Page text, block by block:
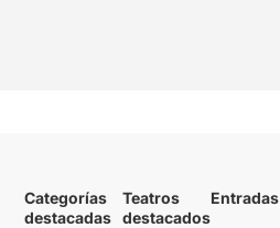
Categorías
destacadas
Teatros
destacados
Entradas